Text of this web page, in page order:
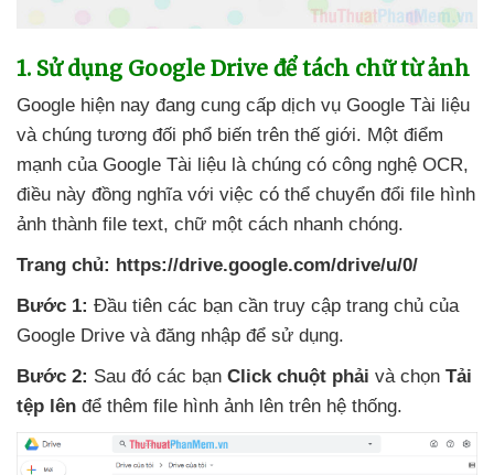
1. Sử dụng Google Drive để tách chữ từ ảnh
Google hiện nay đang cung cấp dịch vụ Google Tài liệu
và chúng tương đối phổ biến trên thế giới. Một điểm
mạnh của Google Tài liệu là chúng có công nghệ OCR,
điều này đồng nghĩa với việc có thể chuyển đổi file hình
ảnh thành file text, chữ một cách nhanh chóng.
Trang chủ: https://drive.google.com/drive/u/0/
Bước 1: Đầu tiên các bạn cần truy cập trang chủ của
Google Drive và đăng nhập để sử dụng.
Bước 2: Sau đó các bạn Click chuột phải và chọn Tải
tệp lên để thêm file hình ảnh lên trên hệ thống.